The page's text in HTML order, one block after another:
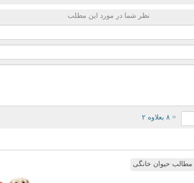
نظر شما در مورد این مطلب
= ۸ بعلاوه ۲
مطالب حیوان خانگی